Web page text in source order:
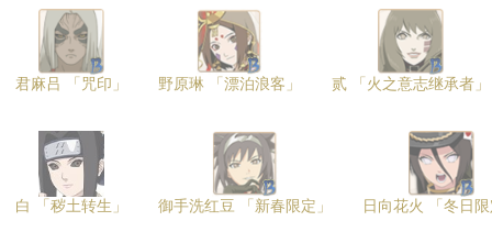
君麻吕 「咒印」 野原琳 「漂泊浪客」 贰 「火之意志继承者」
白 「秽土转生」 御手洗红豆 「新春限定」 日向花火 「冬日